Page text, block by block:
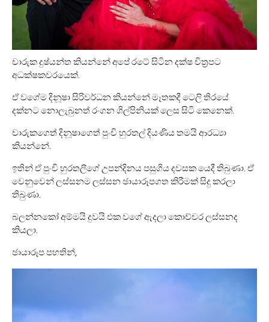
චාරුක දුෂ්යන්ත කියන්නේ අපේ රටේ සිටින දක්ෂ චිත්‍රපට
අධක්ෂකවරයෙක්.
ඒ වගේම දිනූෂා සිරිවර්ධන කියන්නේ මෑතකදී ටෙලි තිරයේ
දක්නට නොලැබුනත් රංගන ශිල්පිනියක් ලෙස සිටි කෙනෙක්.
චාරුකගෙත් දිනූෂාගෙත් පුංචි හුරතල් දියණිය තමයි ආරධ්‍යා
කියන්නේ.
ඉතින් ඒ පුංචි හුරතලීගේ උපන්දිනය පසුගිය දවසක යෙදී තිබුණා. ඒ
වෙනුවෙන් ලස්සනම ලස්සන ඡායාරූපගත කිරීමක් සිදු කරලා
තිබුණා.
බලන්නකෝ අම්මයි දුවයි එක වගේ ඇදලා කොච්චර ලස්සනද
කියලා.
ඡායාරූප පහතින්,